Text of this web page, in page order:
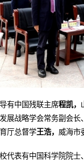
有中国残联主席程凯，
展战略学会常务副会长
厅总督学王浩， 威海市
代表有中国科学院院